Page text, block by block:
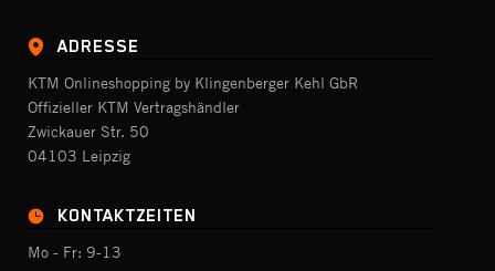
ADRESSE
KTM Onlineshopping by Klingenberger Kehl GbR
Offizieller KTM Vertragshändler
Zwickauer Str. 50
04103 Leipzig
KONTAKTZEITEN
Mo - Fr: 9-13